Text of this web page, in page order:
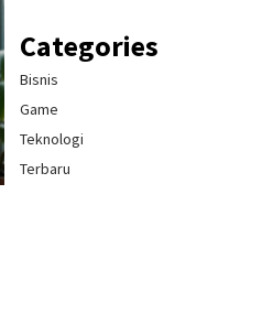
Categories
Bisnis
Game
Teknologi
Terbaru